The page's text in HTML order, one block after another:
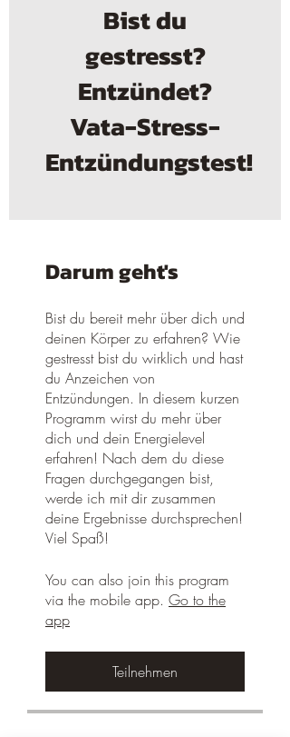
Bist du
gestresst?
Entzündet?
Vata-Stress-
Entzündungstest!
Darum geht's
Bist du bereit mehr über dich und
deinen Körper zu erfahren? Wie
gestresst bist du wirklich und hast
du Anzeichen von
Entzündungen. In diesem kurzen
Programm wirst du mehr über
dich und dein Energielevel
erfahren! Nach dem du diese
Fragen durchgegangen bist,
werde ich mit dir zusammen
deine Ergebnisse durchsprechen!
You can also join this program
via the mobile app. Go to the
app
Teilnehmen